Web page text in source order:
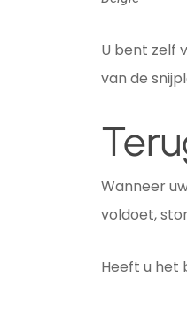
U bent zelf
van de
Wanneer
voldoet,
Heeft u het